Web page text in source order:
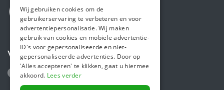
Volg ons
ENGLISH
Wij gebruiken cookies om de
gebruikerservaring te verbeteren en voor
advertentiepersonalisatie. Wij maken
gebruik van cookies en mobiele advertentie-
ID's voor gepersonaliseerde en niet-
gepersonaliseerde advertenties. Door op
'Alles accepteren' te klikken, gaat u hiermee
akkoord. Lees verder